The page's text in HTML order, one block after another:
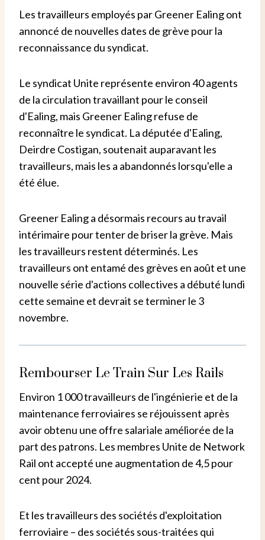
Les travailleurs employés par Greener Ealing ont
annoncé de nouvelles dates de grève pour la
reconnaissance du syndicat.
Le syndicat Unite représente environ 40 agents
de la circulation travaillant pour le conseil
d'Ealing, mais Greener Ealing refuse de
reconnaître le syndicat. La députée d'Ealing,
Deirdre Costigan, soutenait auparavant les
travailleurs, mais les a abandonnés lorsqu'elle a
été élue.
Greener Ealing a désormais recours au travail
intérimaire pour tenter de briser la grève. Mais
les travailleurs restent déterminés. Les
travailleurs ont entamé des grèves en août et une
nouvelle série d'actions collectives a débuté lundi
cette semaine et devrait se terminer le 3
novembre.
Rembourser Le Train Sur Les Rails
Environ 1 000 travailleurs de l'ingénierie et de la
maintenance ferroviaires se réjouissent après
avoir obtenu une offre salariale améliorée de la
part des patrons. Les membres Unite de Network
Rail ont accepté une augmentation de 4,5 pour
cent pour 2024.
Et les travailleurs des sociétés d'exploitation
ferroviaire – des sociétés sous-traitées qui